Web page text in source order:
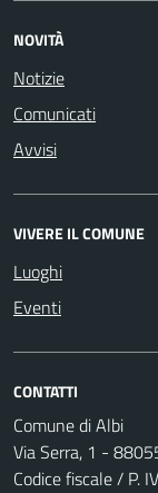
NOVITÀ
Notizie
Comunicati
Avvisi
VIVERE IL COMUNE
Luoghi
Eventi
CONTATTI
Comune di Albi
Via Serra, 1 -
Codice fiscale /